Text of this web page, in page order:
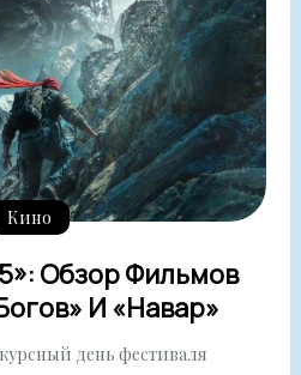
Кино
Обзор Фильмов
И «Навар»
день фестиваля